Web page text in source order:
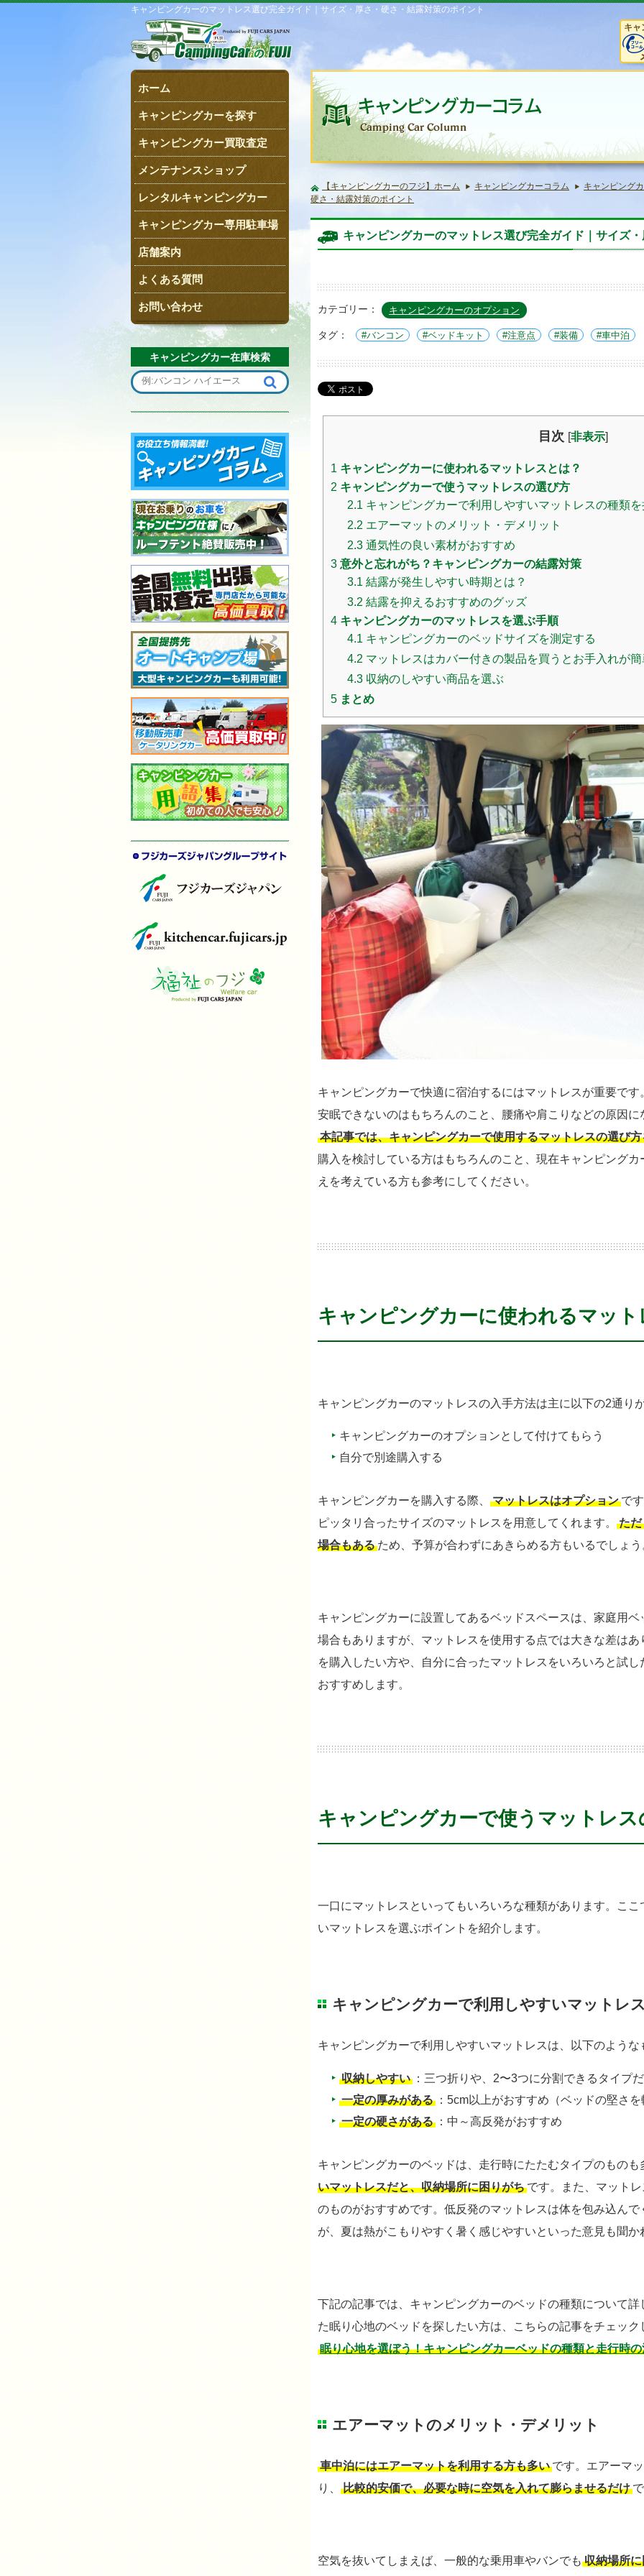
キャンピングカーのマットレス選び完全ガイド｜サイズ・厚さ・硬さ・結露対策のポイント
キャ
【キャンピングカーのフジ】ホーム キャンピングカーコラム
キャンピング
硬さ・結露対策のポイント
キャンピングカーのマットレス選び完全ガイド｜サイズ
カテゴリー： キャンピングカーのオプション
タグ： バンコン ベッドキット 注意点 装備 車中泊
目次 [非表示]
1 キャンピングカーに使われるマットレスとは？
2 キャンピングカーで使うマットレスの選び方
2.1 キャンピングカーで利用しやすいマットレスの種類
2.2 エアーマットのメリット・デメリット
2.3 通気性の良い素材がおすすめ
3 意外と忘れがち？キャンピングカーの結露対策
3.1 結露が発生しやすい時期とは？
3.2 結露を抑えるおすすめのグッズ
4 キャンピングカーのマットレスを選ぶ手順
4.1 キャンピングカーのベッドサイズを測定する
4.2 マットレスはカバー付きの製品を買うとお手入れが
4.3 収納のしやすい商品を選ぶ
5 まとめ
キャンピングカーで快適に宿泊するにはマットレスが重要で
安眠できないのはもちろんのこと、腰痛や肩こりなどの原因
本記事では、キャンピングカーで使用するマットレスの選び
購入を検討している方はもちろんのこと、現在キャンピング
えを考えている方も参考にしてください。
キャンピングカーに使われるマッ
キャンピングカーのマットレスの入手方法は主に以下の2通り
キャンピングカーのオプションとして付けてもらう
自分で別途購入する
キャンピングカーを購入する際、 マットレスはオプション で
ピッタリ合ったサイズのマットレスを用意してくれます。
た
場合もある ため、予算が合わずにあきらめる方もいるでしょう
キャンピングカーに設置してあるベッドスペースは、家庭用
場合もありますが、マットレスを使用する点では大きな差は
を購入したい方や、自分に合ったマットレスをいろいろと試
おすすめします。
キャンピングカーで使うマットレス
一口にマットレスといってもいろいろな種類があります。こ
いマットレスを選ぶポイントを紹介します。
キャンピングカーで利用しやすいマットレ
キャンピングカーで利用しやすいマットレスは、以下のよう
収納しやすい ：三つ折りや、2〜3つに分割できるタイプ
一定の厚みがある ：5cm以上がおすすめ（ベッドの堅さ
一定の硬さがある ：中～高反発がおすすめ
キャンピングカーのベッドは、走行時にたたむタイプのものも
いマットレスだと、収納場所に困りがち です。また、マット
のものがおすすめです。低反発のマットレスは体を包み込ん
が、夏は熱がこもりやすく暑く感じやすいといった意見も聞か
下記の記事では、キャンピングカーのベッドの種類について
た眠り心地のベッドを探したい方は、こちらの記事をチェッ
眠り心地を選ぼう！キャンピングカーベッドの種類と走行時
エアーマットのメリット・デメリット
車中泊にはエアーマットを利用する方も多い です。エアーマ
り、
比較的安価で、必要な時に空気を入れて膨らませるだけ
空気を抜いてしまえば、一般的な乗用車やバンでも 収納場所
ホーム
キャンピングカーを探す
キャンピングカー買取査定
メンテナンスショップ
レンタルキャンピングカー
キャンピングカー専用駐車場
店舗案内
よくある質問
お問い合わせ
キャンピングカー在庫検索